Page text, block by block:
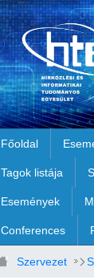
Főoldal
Tagok listája
Események
Conferences
Szervezet